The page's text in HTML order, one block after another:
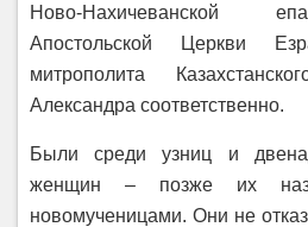
Ново-Нахичеванской
Апостольской Церкви
митрополита
Александра соответственно.
Были среди узниц и
женщин – позже их
новомученицами. Они не